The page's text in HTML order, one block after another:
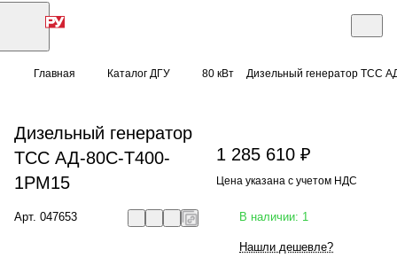
Главная Каталог ДГУ 80 кВт Дизельный генератор ТСС
Дизельный генератор
ТСС АД-80С-Т400-
1РМ15
Арт. 047653
1 285 610 ₽
Цена указана с учетом НДС
В наличии: 1
Нашли дешевле?